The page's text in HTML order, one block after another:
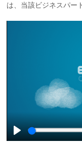
は、当該ビジネスパー
Play